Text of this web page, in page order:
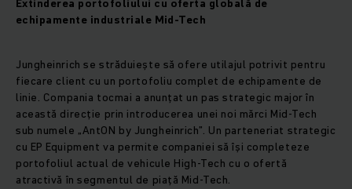
Extinderea portofoliului cu oferta globală de
echipamente industriale Mid-Tech
Jungheinrich se străduiește să ofere utilajul potrivit pentru
fiecare client cu un portofoliu complet de echipamente de
linie. Compania tocmai a anunțat un pas strategic major în
această direcție prin introducerea unei noi mărci Mid-Tech
sub numele „AntON by Jungheinrich”. Un parteneriat strategic
cu EP Equipment va permite companiei să își completeze
portofoliul actual de vehicule High-Tech cu o ofertă
atractivă în segmentul de piață Mid-Tech.